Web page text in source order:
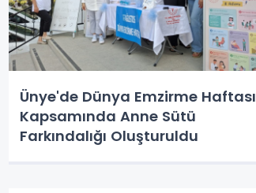
Ünye'de Dünya Emzirme Haftası
Kapsamında Anne Sütü
Farkındalığı Oluşturuldu